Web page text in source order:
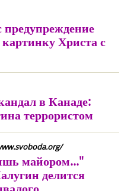
Христа с
в Канаде:
террористом
майором..."
делится